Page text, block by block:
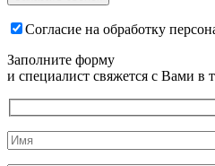
Согласие на обработку
Заполните форму
и специалист свяжется с Вами в